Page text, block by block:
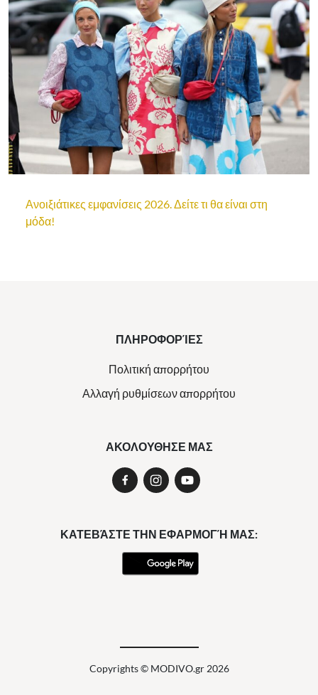
Ανοιξιάτικες εμφανίσεις 2026. Δείτε τι θα είναι στη
μόδα!
ΠΛΗΡΟΦΟΡΊΕΣ
Πολιτική απορρήτου
Αλλαγή ρυθμίσεων απορρήτου
ΑΚΟΛΟΥΘΗΣΕ ΜΑΣ
ΚΑΤΕΒΆΣΤΕ ΤΗΝ ΕΦΑΡΜΟΓΉ ΜΑΣ:
Copyrights © MODIVO.gr 2026